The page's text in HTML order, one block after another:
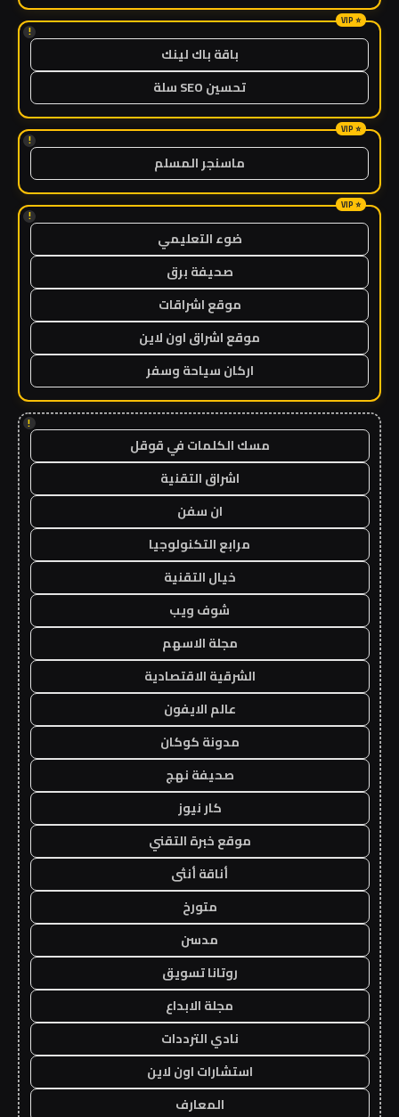
!
باقة باك لينك
تحسين SEO سلة
!
ماسنجر المسلم
!
ضوء التعليمي
صحيفة برق
موقع اشراقات
موقع اشراق اون لاين
اركان سياحة وسفر
!
مسك الكلمات في قوقل
اشراق التقنية
ان سفن
مرابع التكنولوجيا
خيال التقنية
شوف ويب
مجلة الاسهم
الشرقية الاقتصادية
عالم الايفون
مدونة كوكان
صحيفة نهج
كار نيوز
موقع خبرة التقني
أناقة أنثى
متورخ
مدسن
روتانا تسويق
مجلة الابداع
نادي الترددات
استشارات اون لاين
المعارف